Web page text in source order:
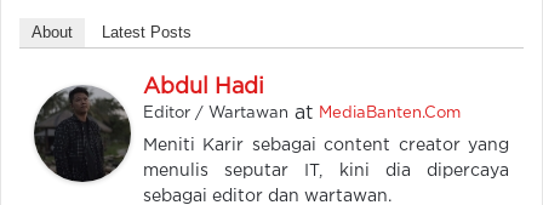
About Latest Posts
Abdul Hadi
Editor / Wartawan at MediaBanten.Com
Meniti Karir sebagai content creator yang
menulis seputar IT, kini dia dipercaya
sebagai editor dan wartawan.